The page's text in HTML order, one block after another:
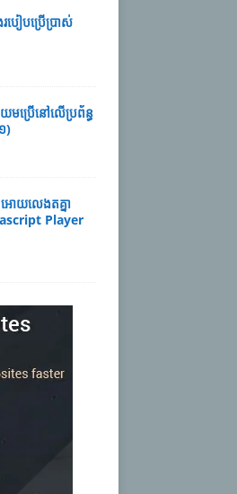
ៀប​​ប្រើ​ប្រាស់​
ប្រើ​​នៅ​លើ​​ប្រព័ន្ធ​​
)
ោយ​លេងតគ្នា
Player